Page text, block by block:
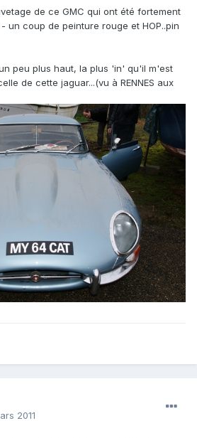
de ce GMC qui ont été fortement
un coup de peinture rouge et HOP..pin
peu plus haut, la plus 'in' qu'il m'est
de cette jaguar...(vu à RENNES aux
2011